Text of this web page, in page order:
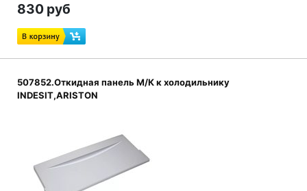
830 руб
507852.Откидная панель М/К к холодильнику
INDESIT,ARISTON